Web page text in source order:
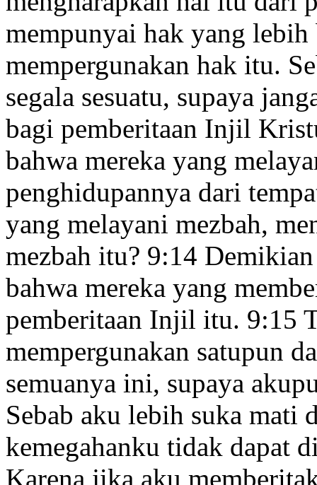
mempunyai hak yang
mempergunakan hak itu.
segala sesuatu, supaya
bagi pemberitaan Injil
bahwa mereka yang
penghidupannya dari
yang melayani mezbah,
mezbah itu? 9:14
bahwa mereka yang
pemberitaan Injil itu. 9:15
mempergunakan satupun
semuanya ini, supaya
Sebab aku lebih suka mati
kemegahanku tidak dapat
Karena jika aku